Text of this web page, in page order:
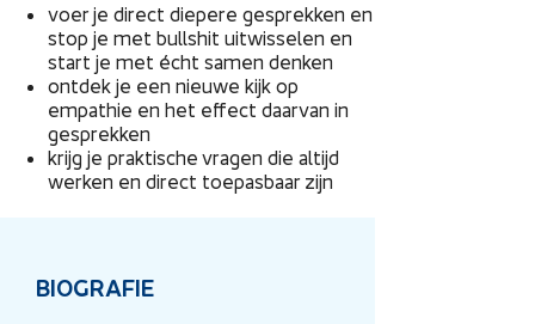
voer je direct diepere gesprekken en
stop je met bullshit uitwisselen en
start je met écht samen denken
ontdek je een nieuwe kijk op
empathie en het effect daarvan in
gesprekken
krijg je praktische vragen die altijd
werken en direct toepasbaar zijn
BIOGRAFIE